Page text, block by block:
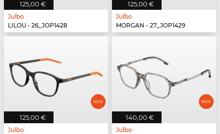
125,00 €
Julbo
LILOU - 26_JOP1428
125,00 €
Julbo
MORGAN - 27_JOP1429
125,00 €
Julbo
140,00 €
Julbo